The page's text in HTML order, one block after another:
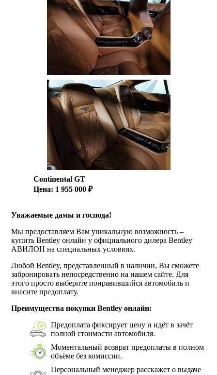
Continental GT
Цена: 1 955 000 ₽
Уважаемые дамы и господа!
Мы предоставляем Вам уникальную возможность –
купить Bentley онлайн у официального дилера Bentley
АВИЛОН на специальных условиях.
Любой Bentley, представленный в наличии, Вы сможете
забронировать непосредственно на нашем сайте. Для
этого просто выберите понравившийся автомобиль и
внесите предоплату.
Преимущества покупки Bentley онлайн:
Предоплата фиксирует цену и идёт в зачёт
полной стоимости автомобиля.
Моментальный возврат предоплаты в полном
объёме без комиссии.
Персональный менеджер расскажет о выдаче